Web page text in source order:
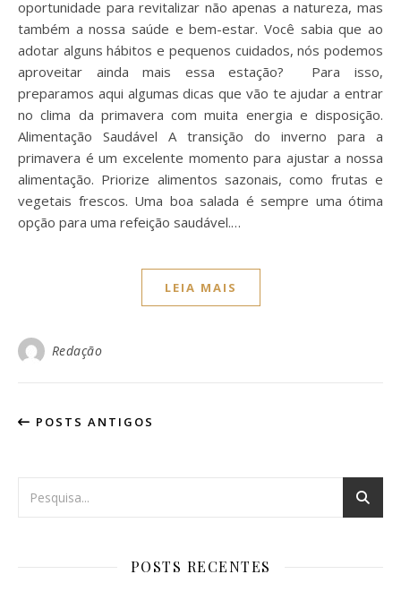
oportunidade para revitalizar não apenas a natureza, mas
também a nossa saúde e bem-estar. Você sabia que ao
adotar alguns hábitos e pequenos cuidados, nós podemos
aproveitar ainda mais essa estação? Para isso,
preparamos aqui algumas dicas que vão te ajudar a entrar
no clima da primavera com muita energia e disposição.
Alimentação Saudável A transição do inverno para a
primavera é um excelente momento para ajustar a nossa
alimentação. Priorize alimentos sazonais, como frutas e
vegetais frescos. Uma boa salada é sempre uma ótima
opção para uma refeição saudável.…
LEIA MAIS
Redação
POSTS ANTIGOS
POSTS RECENTES